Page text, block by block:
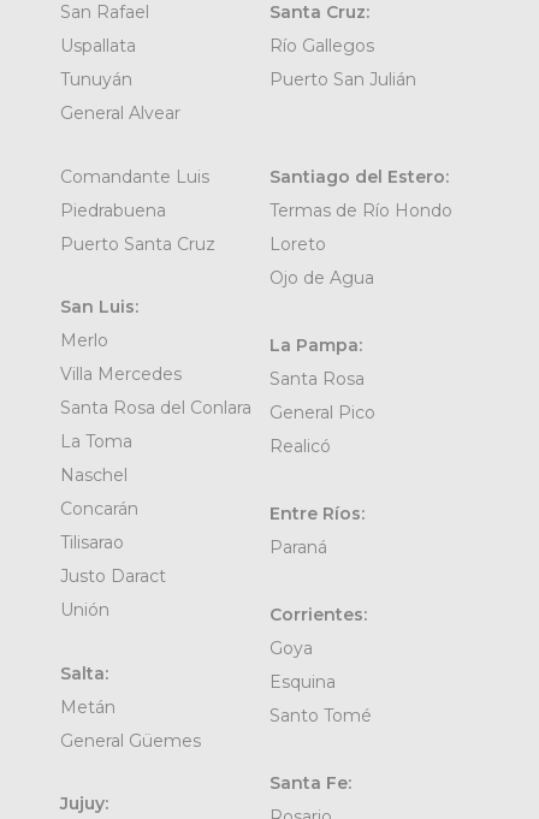
San Rafael
Uspallata
Tunuyán
General Alvear
Santa Cruz:
Río Gallegos
Puerto San Julián
Comandante Luis
Piedrabuena
Puerto Santa Cruz
San Luis:
Merlo
Villa Mercedes
Santa Rosa del Conlara
La Toma
Naschel
Concarán
Tilisarao
Justo Daract
Unión
Salta:
Metán
General Güemes
Jujuy:
Santiago del Estero:
Termas de Río Hondo
Loreto
Ojo de Agua
La Pampa:
Santa Rosa
General Pico
Realicó
Entre Ríos:
Paraná
Corrientes:
Goya
Esquina
Santo Tomé
Santa Fe: